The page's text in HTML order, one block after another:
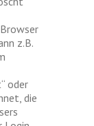
z.B.
oder
die